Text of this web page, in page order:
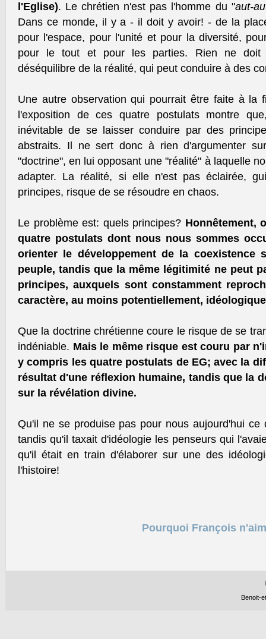
l'Eglise). Le chrétien n'est pas l'homme du "aut-
Dans ce monde, il y a - il doit y avoir! - de la
pour l'espace, pour l'unité et pour la diversité,
pour le tout et pour les parties. Rien ne doit
déséquilibre de la réalité, qui peut conduire à des
Une autre observation qui pourrait être faite à la
l'exposition de ces quatre postulats montre
inévitable de se laisser conduire par des
abstraits. Il ne sert donc à rien d'argumenter
"doctrine", en lui opposant une "réalité" à laquelle
adapter. La réalité, si elle n'est pas éclairée,
principes, risque de se résoudre en chaos.
Le problème est: quels principes? Honnêtement,
quatre postulats dont nous nous sommes
orienter le développement de la coexistence
peuple, tandis que la même légitimité ne peut
principes, auxquels sont constamment
caractère, au moins potentiellement,
Que la doctrine chrétienne coure le risque de se
indéniable. Mais le même risque est couru par
y compris les quatre postulats de EG; avec la
résultat d'une réflexion humaine, tandis que la
sur la révélation divine.
Qu'il ne se produise pas pour nous aujourd'hui
tandis qu'il taxait d'idéologie les penseurs qui
qu'il était en train d'élaborer sur une des
l'histoire!
Pourquoi François
Benoit-